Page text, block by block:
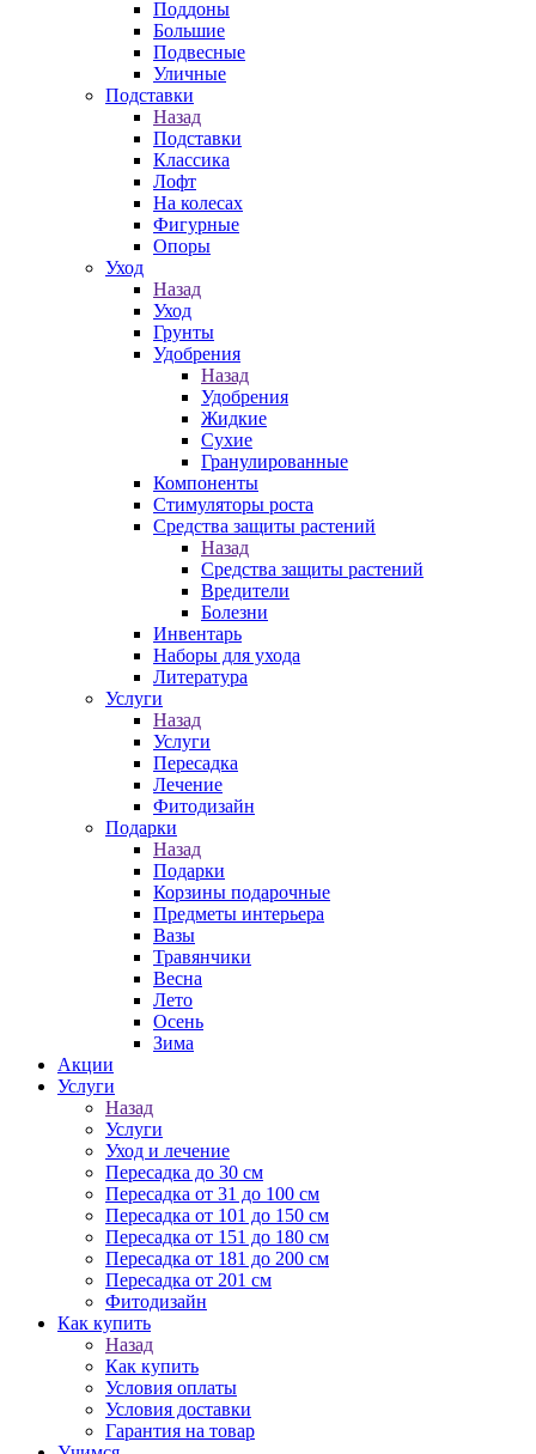
Поддоны
Большие
Подвесные
Уличные
Подставки
Назад
Подставки
Классика
Лофт
На колесах
Фигурные
Опоры
Уход
Назад
Уход
Грунты
Удобрения
Назад
Удобрения
Жидкие
Сухие
Гранулированные
Компоненты
Стимуляторы роста
Средства защиты растений
Назад
Средства защиты растений
Вредители
Болезни
Инвентарь
Наборы для ухода
Литература
Услуги
Назад
Услуги
Пересадка
Лечение
Фитодизайн
Подарки
Назад
Подарки
Корзины подарочные
Предметы интерьера
Вазы
Травянчики
Весна
Лето
Осень
Зима
Акции
Услуги
Назад
Услуги
Уход и лечение
Пересадка до 30 см
Пересадка от 31 до 100 см
Пересадка от 101 до 150 см
Пересадка от 151 до 180 см
Пересадка от 181 до 200 см
Пересадка от 201 см
Фитодизайн
Как купить
Назад
Как купить
Условия оплаты
Условия доставки
Гарантия на товар